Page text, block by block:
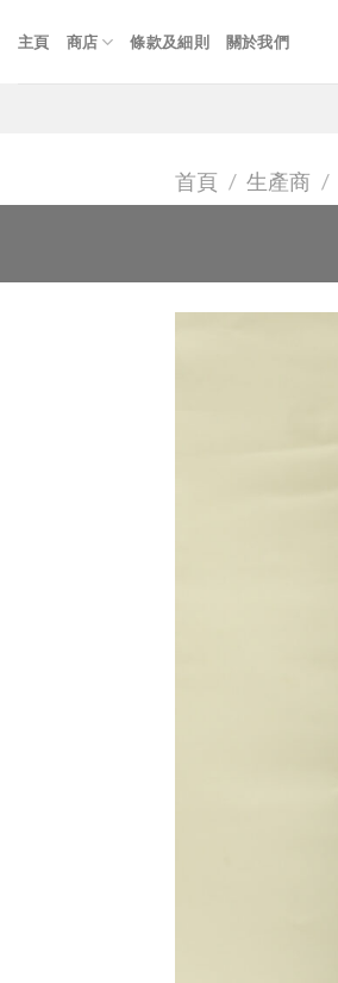
主頁 商店 條款及細則 關於我們
首頁 / 生產商 /